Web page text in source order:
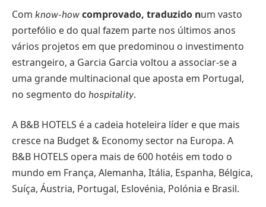
Com know-how comprovado, traduzido num vasto
portefólio e do qual fazem parte nos últimos anos
vários projetos em que predominou o investimento
estrangeiro, a Garcia Garcia voltou a associar-se a
uma grande multinacional que aposta em Portugal,
no segmento do hospitality.
A B&B HOTELS é a cadeia hoteleira líder e que mais
cresce na Budget & Economy sector na Europa. A
B&B HOTELS opera mais de 600 hotéis em todo o
mundo em França, Alemanha, Itália, Espanha, Bélgica,
Suíça, Áustria, Portugal, Eslovénia, Polónia e Brasil.